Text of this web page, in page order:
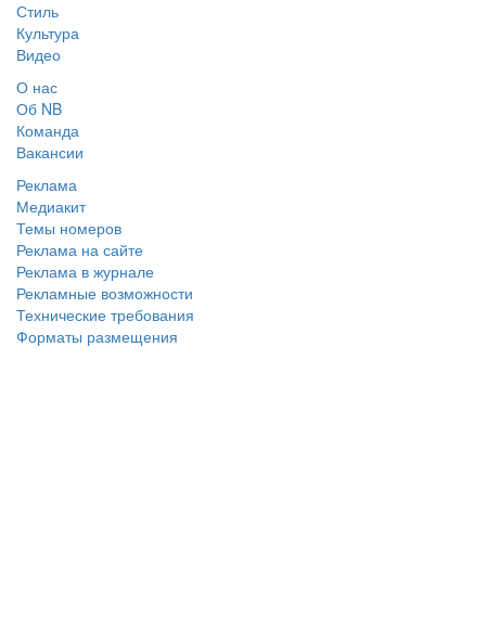
Стиль
Культура
Видео
О нас
Об NB
Команда
Вакансии
Реклама
Медиакит
Темы номеров
Реклама на сайте
Реклама в журнале
Рекламные возможности
Технические требования
Форматы размещения